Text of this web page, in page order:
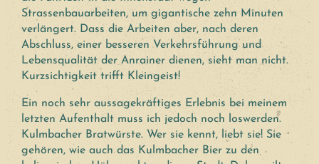
Strassenbauarbeiten, um gigantische zehn Minuten
verlängert. Dass die Arbeiten aber, nach deren
Abschluss, einer besseren Verkehrsführung und
Lebensqualität der Anrainer dienen, sieht man nicht.
Kurzsichtigkeit trifft Kleingeist!
Ein noch sehr aussagekräftiges Erlebnis bei meinem
letzten Aufenthalt muss ich jedoch noch loswerden.
Kulmbacher Bratwürste. Wer sie kennt, liebt sie! Sie
gehören, wie auch das Kulmbacher Bier zu den